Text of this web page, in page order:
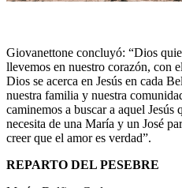
Giovanettone concluyó: “Dios
llevemos en nuestro corazón, con
Dios se acerca en Jesús en cada
nuestra familia y nuestra
caminemos a buscar a aquel Jesús
necesita de una María y un José
creer que el amor es verdad”.
REPARTO DEL PESEBRE